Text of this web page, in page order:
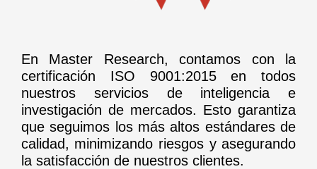
En Master Research, contamos con la
certificación ISO 9001:2015 en todos
nuestros servicios de inteligencia e
investigación de mercados. Esto garantiza
que seguimos los más altos estándares de
calidad, minimizando riesgos y asegurando
la satisfacción de nuestros clientes.